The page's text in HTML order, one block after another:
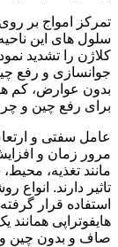
تمرکز امواج بر
سلول های این
کلاژن را تشدید
جوانسازی و رفع
بدون عوارض، کم
برای رفع چین و
عامل سفتی و
مرور زمان و
مانند تغذیه،
تاثیر دارند.
استفاده قرار
هایفوتراپی
صاف و بدون چین